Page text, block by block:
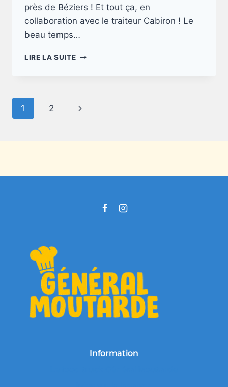
près de Béziers ! Et tout ça, en
collaboration avec le traiteur Cabiron ! Le
beau temps…
LIRE LA SUITEUN
Navigation
1 2
Page
Information